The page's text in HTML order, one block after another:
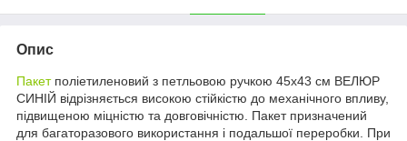
Опис
Пакетполіетиленовий з петльовою ручкою 45х43 см ВЕЛЮР
СИНІЙ відрізняється високою стійкістю до механічного впливу,
підвищеною міцністю та довговічністю. Пакет призначений
для багаторазового використання і подальшої переробки. При